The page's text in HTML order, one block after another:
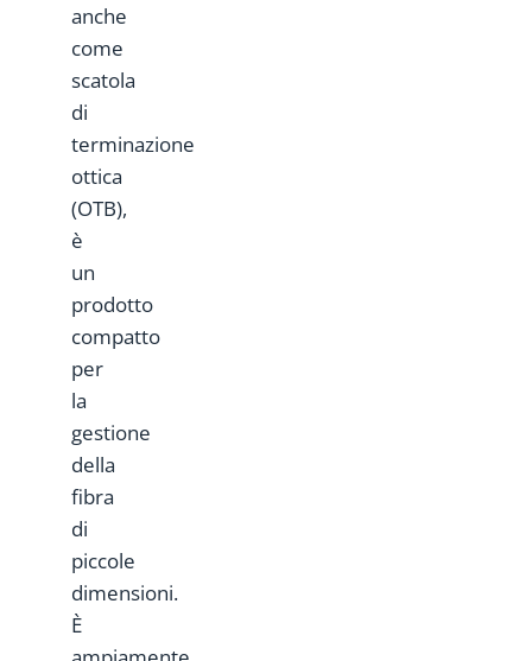
anche
come
scatola
di
terminazione
ottica
(OTB),
è
un
prodotto
compatto
per
la
gestione
della
fibra
di
piccole
dimensioni.
È